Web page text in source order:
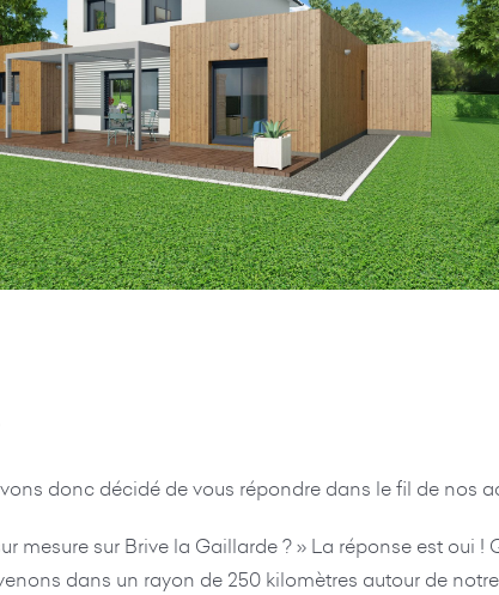
donc décidé de vous répondre dans le fil de nos
mesure sur Brive la Gaillarde ? » La réponse est oui !
dans un rayon de 250 kilomètres autour de